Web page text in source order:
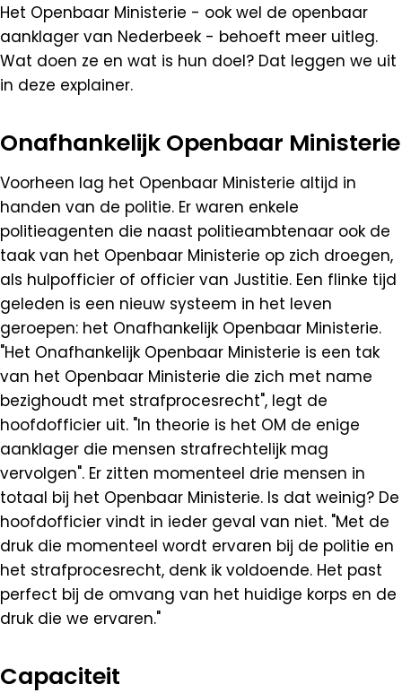
Het Openbaar Ministerie - ook wel de openbaar
aanklager van Nederbeek - behoeft meer uitleg.
Wat doen ze en wat is hun doel? Dat leggen we uit
in deze explainer.
Onafhankelijk Openbaar Ministerie
Voorheen lag het Openbaar Ministerie altijd in
handen van de politie. Er waren enkele
politieagenten die naast politieambtenaar ook de
taak van het Openbaar Ministerie op zich droegen,
als hulpofficier of officier van Justitie. Een flinke tijd
geleden is een nieuw systeem in het leven
geroepen: het Onafhankelijk Openbaar Ministerie.
"Het Onafhankelijk Openbaar Ministerie is een tak
van het Openbaar Ministerie die zich met name
bezighoudt met strafprocesrecht", legt de
hoofdofficier uit. "In theorie is het OM de enige
aanklager die mensen strafrechtelijk mag
vervolgen". Er zitten momenteel drie mensen in
totaal bij het Openbaar Ministerie. Is dat weinig? De
hoofdofficier vindt in ieder geval van niet. "Met de
druk die momenteel wordt ervaren bij de politie en
het strafprocesrecht, denk ik voldoende. Het past
perfect bij de omvang van het huidige korps en de
druk die we ervaren."
Capaciteit